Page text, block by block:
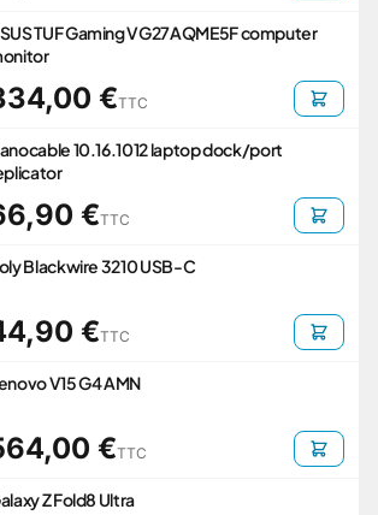
TUF Gaming VG27AQME5F computer
€TTC
10.16.1012 laptop dock/port
€TTC
Blackwire 3210 USB-C
€TTC
V15 G4 AMN
€TTC
Z Fold8 Ultra